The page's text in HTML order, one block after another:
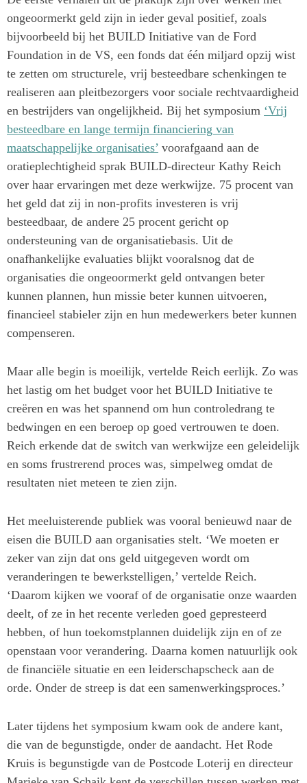
ongeoormerkt geld zijn in ieder geval positief, zoals
bijvoorbeeld bij het BUILD Initiative van de Ford
Foundation in de VS, een fonds dat één miljard opzij wist
te zetten om structurele, vrij besteedbare schenkingen te
realiseren aan pleitbezorgers voor sociale rechtvaardigheid
en bestrijders van ongelijkheid. Bij het symposium ‘Vrij
besteedbare en lange termijn financiering van
maatschappelijke organisaties’ voorafgaand aan de
oratieplechtigheid sprak BUILD-directeur Kathy Reich
over haar ervaringen met deze werkwijze. 75 procent van
het geld dat zij in non-profits investeren is vrij
besteedbaar, de andere 25 procent gericht op
ondersteuning van de organisatiebasis. Uit de
onafhankelijke evaluaties blijkt vooralsnog dat de
organisaties die ongeoormerkt geld ontvangen beter
kunnen plannen, hun missie beter kunnen uitvoeren,
financieel stabieler zijn en hun medewerkers beter kunnen
compenseren.
Maar alle begin is moeilijk, vertelde Reich eerlijk. Zo was
het lastig om het budget voor het BUILD Initiative te
creëren en was het spannend om hun controledrang te
bedwingen en een beroep op goed vertrouwen te doen.
Reich erkende dat de switch van werkwijze een geleidelijk
en soms frustrerend proces was, simpelweg omdat de
resultaten niet meteen te zien zijn.
Het meeluisterende publiek was vooral benieuwd naar de
eisen die BUILD aan organisaties stelt. ‘We moeten er
zeker van zijn dat ons geld uitgegeven wordt om
veranderingen te bewerkstelligen,’ vertelde Reich.
‘Daarom kijken we vooraf of de organisatie onze waarden
deelt, of ze in het recente verleden goed gepresteerd
hebben, of hun toekomstplannen duidelijk zijn en of ze
openstaan voor verandering. Daarna komen natuurlijk ook
de financiële situatie en een leiderschapscheck aan de
orde. Onder de streep is dat een samenwerkingsproces.’
Later tijdens het symposium kwam ook de andere kant,
die van de begunstigde, onder de aandacht. Het Rode
Kruis is begunstigde van de Postcode Loterij en directeur